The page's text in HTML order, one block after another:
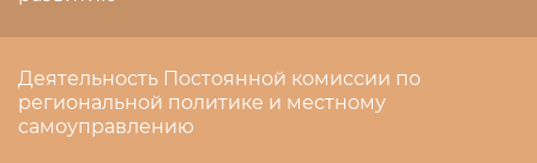
Деятельность Постоянной комиссии по
региональной политике и местному
самоуправлению